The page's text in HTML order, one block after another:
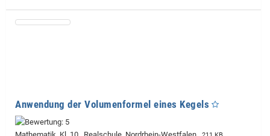
Anwendung der Volumenformel eines Kegels